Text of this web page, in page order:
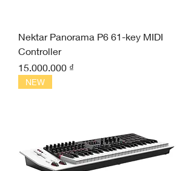
Nektar Panorama P6 61-key MIDI
Controller
Giá
15.000.000 ₫
NEW